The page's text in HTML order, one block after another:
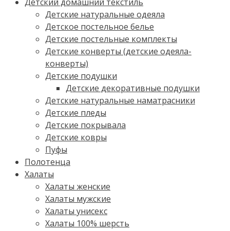
Детские натуральные одеяла
Детское постельное белье
Детские постельные комплекты
Детские конверты (детские одеяла-
конверты)
Детские подушки
Детские декоративные подушки
Детские натуральные наматрасники
Детские пледы
Детские покрывала
Детские ковры
Пуфы
Полотенца
Халаты
Халаты женские
Халаты мужские
Халаты унисекс
Халаты 100% шерсть